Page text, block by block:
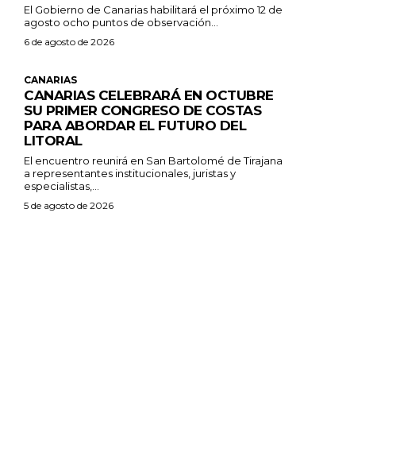
El Gobierno de Canarias habilitará el próximo 12 de
agosto ocho puntos de observación...
6 de agosto de 2026
CANARIAS
CANARIAS CELEBRARÁ EN OCTUBRE
SU PRIMER CONGRESO DE COSTAS
PARA ABORDAR EL FUTURO DEL
LITORAL
El encuentro reunirá en San Bartolomé de Tirajana
a representantes institucionales, juristas y
especialistas,...
5 de agosto de 2026